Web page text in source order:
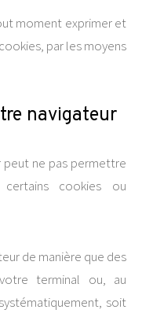
moment exprimer et
par les moyens
navigateur
peut ne pas permettre
cookies ou
de manière que des
terminal ou, au
soit